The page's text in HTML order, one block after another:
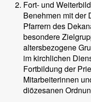
Fort- und
Benehmen mit der
Pfarrern des
besondere
altersbezogene
im kirchlichen
Fortbildung der
Mitarbeiterinnen
diözesanen